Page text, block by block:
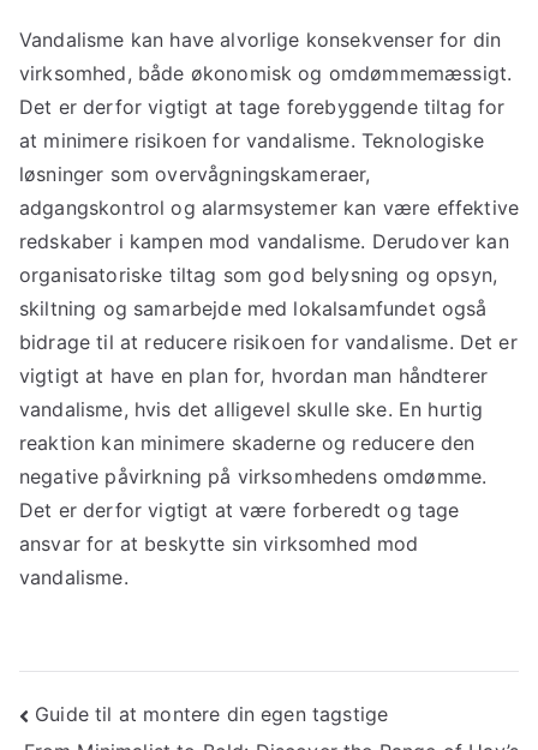
Vandalisme kan have alvorlige konsekvenser for din
virksomhed, både økonomisk og omdømmemæssigt.
Det er derfor vigtigt at tage forebyggende tiltag for
at minimere risikoen for vandalisme. Teknologiske
løsninger som overvågningskameraer,
adgangskontrol og alarmsystemer kan være effektive
redskaber i kampen mod vandalisme. Derudover kan
organisatoriske tiltag som god belysning og opsyn,
skiltning og samarbejde med lokalsamfundet også
bidrage til at reducere risikoen for vandalisme. Det er
vigtigt at have en plan for, hvordan man håndterer
vandalisme, hvis det alligevel skulle ske. En hurtig
reaktion kan minimere skaderne og reducere den
negative påvirkning på virksomhedens omdømme.
Det er derfor vigtigt at være forberedt og tage
ansvar for at beskytte sin virksomhed mod
vandalisme.
Indlægsnavigation
Guide til at montere din egen tagstige